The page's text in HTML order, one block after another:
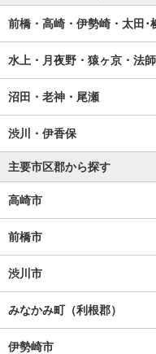
前橋・高崎・伊勢崎・太田･
水上・月夜野・猿ヶ京・法師
沼田・老神・尾瀬
渋川・伊香保
主要市区郡から探す
高崎市
前橋市
渋川市
みなかみ町（利根郡）
伊勢崎市